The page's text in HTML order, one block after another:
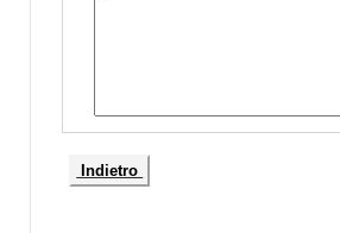
Indietro